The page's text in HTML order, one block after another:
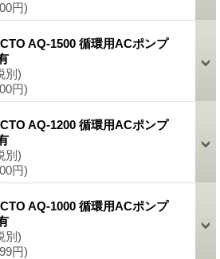
円)
AQ-1500 循環用ACポンプ
別)
円)
AQ-1200 循環用ACポンプ
別)
円)
AQ-1000 循環用ACポンプ
別)
円)